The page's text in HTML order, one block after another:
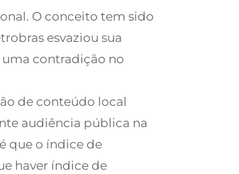
O conceito tem sido
esvaziou sua
contradição no
de conteúdo local
audiência pública na
que o índice de
haver índice de